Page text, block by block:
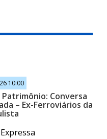
10:00
Patrimônio: Conversa
– Ex-Ferroviários da